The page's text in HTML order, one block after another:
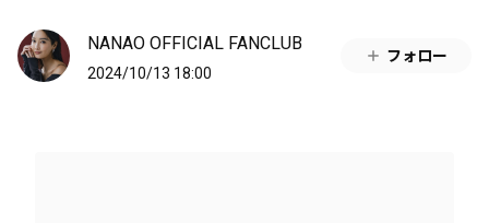
NANAO OFFICIAL FANCLUB
2024/10/13 18:00
フォロー